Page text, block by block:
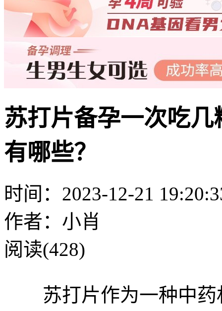
苏打片备孕一次吃
有哪些？
时间：2023-12-21
作者：小肖
阅读(428)
苏打片作为一种中药